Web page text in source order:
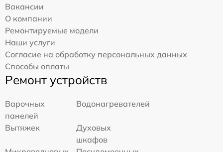
Вакансии
О компании
Ремонтируемые модели
Наши услуги
Согласие на обработку персональных данных
Способы оплаты
Ремонт устройств
Варочных
панелей
Водонагревателей
Вытяжек
Духовых
шкафов